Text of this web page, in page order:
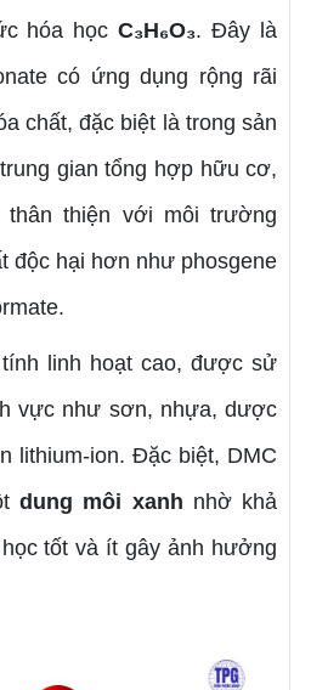
hóa họcC₃H₆O₃. Đây là
có ứng dụng rộng rãi
chất, đặc biệt là trong sản
gian tổng hợp hữu cơ,
thân thiện với môi trường
độc hại hơn như phosgene
linh hoạt cao, được sử
vực như sơn, nhựa, dược
lithium-ion. Đặc biệt, DMC
dung môi xanh nhờ khả
tốt và ít gây ảnh hưởng